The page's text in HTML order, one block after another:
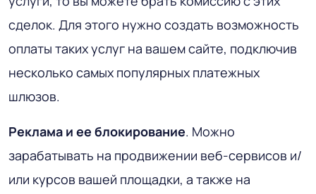
сделок. Для этого нужно создать возможность
оплаты таких услуг на вашем сайте, подключив
несколько самых популярных платежных
шлюзов.
Реклама и ее блокирование. Можно
зарабатывать на продвижении веб-сервисов и/
или курсов вашей площадки, а также на